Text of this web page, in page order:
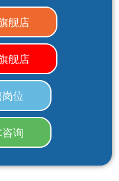
舰店
舰店
位
询